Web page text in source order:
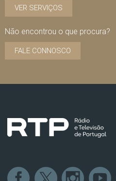
VER SERVIÇOS
Não encontrou o que procura?
FALE CONNOSCO